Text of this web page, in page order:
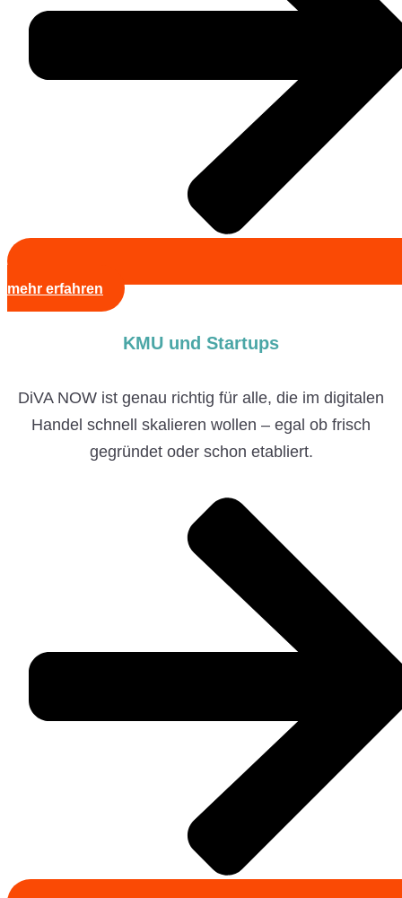
mehr erfahren
KMU und Startups
DiVA NOW ist genau richtig für alle, die im digitalen
Handel schnell skalieren wollen – egal ob frisch
gegründet oder schon etabliert.